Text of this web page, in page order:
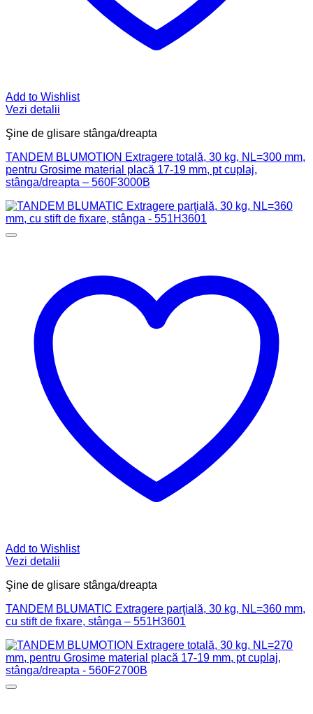
Add to Wishlist
Vezi detalii
Şine de glisare stânga/dreapta
TANDEM BLUMOTION Extragere totală, 30 kg, NL=300 mm,
pentru Grosime material placă 17-19 mm, pt cuplaj,
stânga/dreapta – 560F3000B
Add to Wishlist
Vezi detalii
Şine de glisare stânga/dreapta
TANDEM BLUMATIC Extragere parţială, 30 kg, NL=360 mm,
cu stift de fixare, stânga – 551H3601